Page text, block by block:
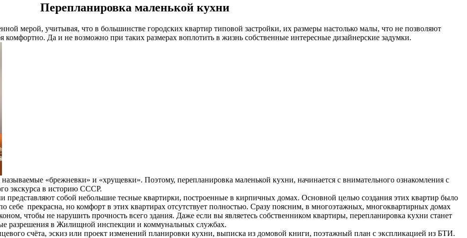
Перепланировка маленькой кухни
мерой, учитывая, что в большинстве городских квартир типовой застройки, их размеры настолько малы, что не позволяют
комфортно. Да и не возможно при таких размерах воплотить в жизнь собственные интересные дизайнерские задумки.
«брежневки» и «хрущевки». Поэтому, перепланировка маленькой кухни, начинается с внимательного ознакомления с
экскурса в историю СССР.
собой небольшие тесные квартирки, построенные в кирпичных домах. Основной целью создания этих квартир было
себе прекрасна, но комфорт в этих квартирах отсутствует полностью. Сразу поясним, в многоэтажных, многоквартирных домах
чтобы не нарушить прочность всего здания. Даже если вы являетесь собственником квартиры, перепланировка кухни станет
разрешения в Жилищной инспекции и коммунальных службах.
счёта, эскиз или проект изменений планировки кухни, выписка из домовой книги, поэтажный план с экспликацией из БТИ.